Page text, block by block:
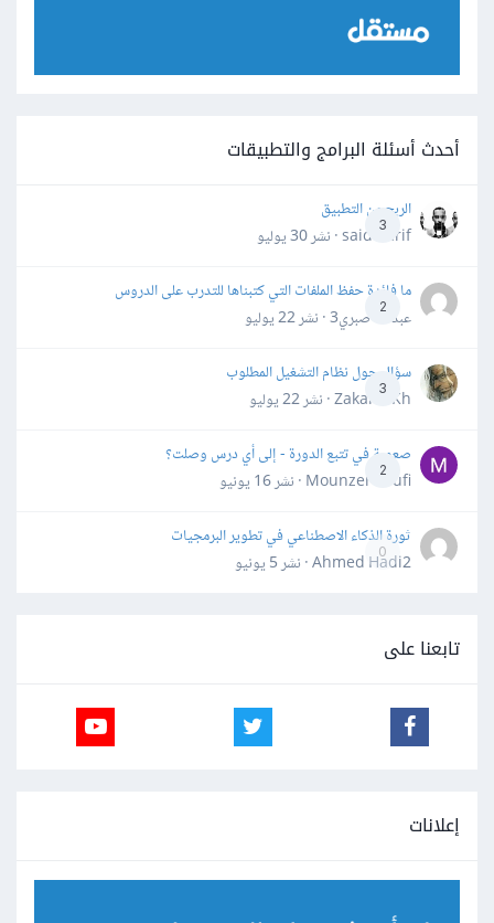
أحدث أسئلة البرامج والتطبيقات
3
الربح من التطبيق
said darif · نشر
30 يوليو
2
ما فائدة حفظ الملفات التي كتبناها للتدرب على الدروس
عبدالله صبري3 · نشر
22 يوليو
3
سؤال حول نظام التشغيل المطلوب
Zakaria Kh · نشر
22 يوليو
2
صعوبة في تتبع الدورة - إلى أي درس وصلت؟
Mounzer Soufi · نشر
16 يونيو
0
ثورة الذكاء الاصطناعي في تطوير البرمجيات
Ahmed Hadi2 · نشر
5 يونيو
تابعنا على
إعلانات